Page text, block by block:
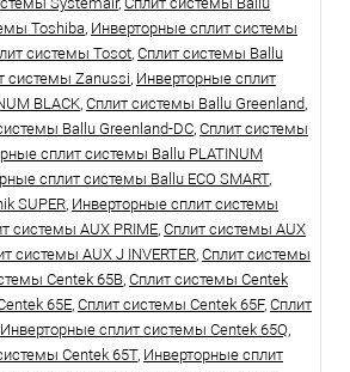
Toshiba, Инверторные сплит системы
системы Tosot, Сплит системы Ballu
системы Zanussi, Инверторные сплит
BLACK, Сплит системы Ballu Greenland,
Ballu Greenland-DC, Сплит системы
сплит системы Ballu PLATINUM
сплит системы Ballu ECO SMART,
SUPER, Инверторные сплит системы
системы AUX PRIME, Сплит системы AUX
системы AUX J INVERTER, Сплит системы
Centek 65B, Сплит системы Centek
65E, Сплит системы Centek 65F, Сплит
Инверторные сплит системы Centek 65Q,
Centek 65T, Инверторные сплит